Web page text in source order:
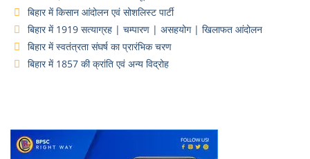
बिहार में किसान आंदोलन एवं सोशलिस्ट पार्टी
बिहार में 1919 सत्याग्रह | चम्पारण | असहयोग | खिलाफत आंदोलन
बिहार में स्वतंत्रता संघर्ष का प्रारंभिक चरण
बिहार में 1857 की क्रांति एवं अन्य विद्रोह